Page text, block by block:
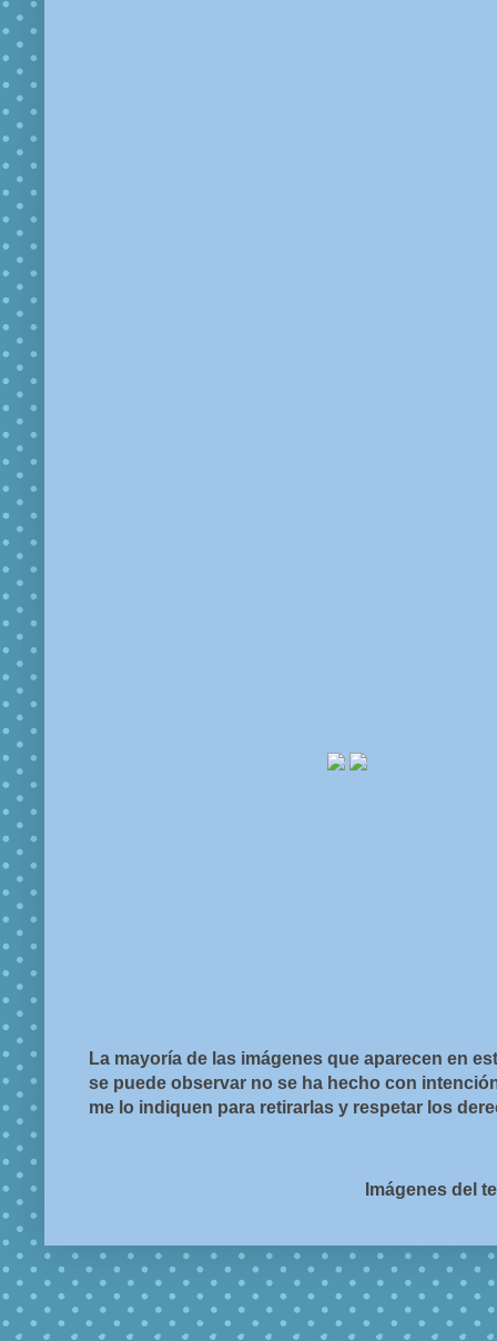
La mayoría de las imágenes que aparecen en
se puede observar no se ha hecho con
me lo indiquen para retirarlas y respetar los
Imágenes del